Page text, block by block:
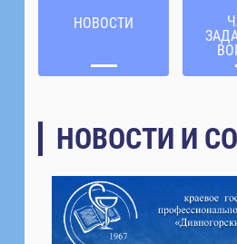
НОВОСТИ
НОВОСТИ И